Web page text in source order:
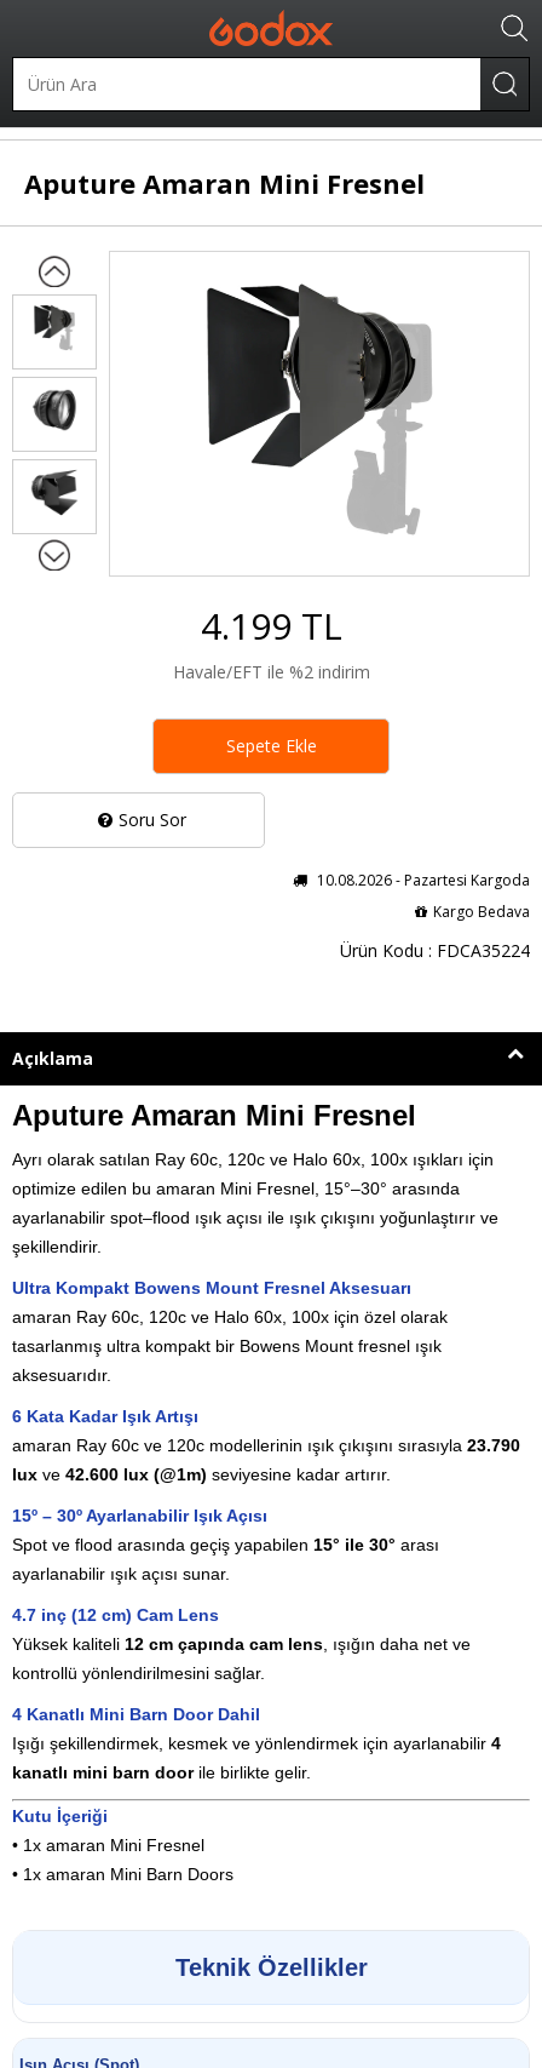
Aputure Amaran Mini Fresnel
Soru Sor
4.199 TL
Havale/EFT ile %2 indirim
10.08.2026 - Pazartesi Kargoda
Kargo Bedava
Ürün Kodu : FDCA35224
Sepete Ekle
Açıklama
Aputure Amaran Mini Fresnel
Ayrı olarak satılan Ray 60c, 120c ve Halo 60x, 100x ışıkları için
optimize edilen bu amaran Mini Fresnel, 15°–30° arasında
ayarlanabilir spot–flood ışık açısı ile ışık çıkışını yoğunlaştırır ve
şekillendirir.
Ultra Kompakt Bowens Mount Fresnel Aksesuarı
amaran Ray 60c, 120c ve Halo 60x, 100x için özel olarak
tasarlanmış ultra kompakt bir Bowens Mount fresnel ışık
aksesuarıdır.
6 Kata Kadar IşıkArtışı
amaran Ray 60c ve 120c modellerinin ışık çıkışını sırasıyla 23.790
lux ve 42.600 lux (@1m) seviyesine kadar artırır.
15º – 30ºAyarlanabilir IşıkAçısı
Spot ve flood arasında geçiş yapabilen 15° ile 30° arası
ayarlanabilir ışık açısı sunar.
4.7 inç (12 cm) Cam Lens
Yüksek kaliteli 12 cm çapında cam lens ışığın daha net ve
kontrollü yönlendirilmesini sağlar.
4 Kanatlı Mini Barn Door Dahil
Işığı şekillendirmek, kesmek ve yönlendirmek için ayarlanabilir 4
kanatlı mini barn door ile birlikte gelir.
Kutu İçeriği
• 1x amaran Mini Fresnel
• 1x amaran Mini Barn Doors
Teknik Özellikler
Işın Açısı (Spot)